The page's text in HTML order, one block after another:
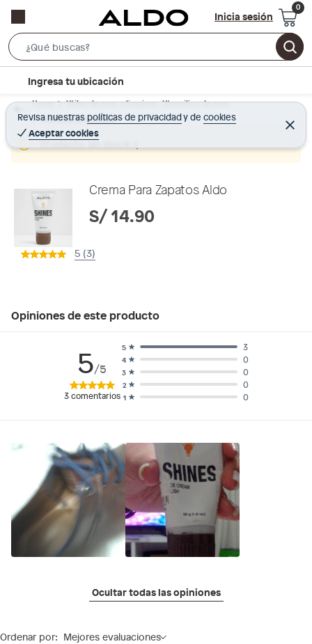
Inicia sesión
e
r
c
B
r
c
t
Ingresa tu ubicación
Revisa nuestraspolíticas de privacidadyde cookies
Aceptar cookies
C
e
r
Home
Utiles de aseo y limpieza - Utensilios de aseo
Limpieza de Calzado
Producto sin stock :(
Crema Para Zapatos Aldo
S/ 14.90
5 (3)
Opiniones de este producto
5/5
3 comentarios 1 0
2 0
3 0
4 0
5 3
Ocultar todas las opiniones
Ordenar por: Mejores evaluaciones